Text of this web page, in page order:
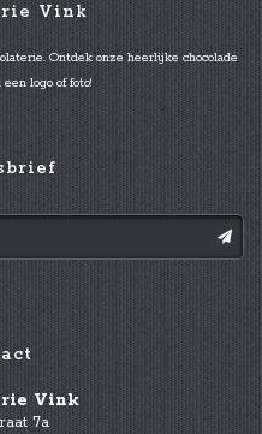
Vink
Ontdek onze heerlijke chocolade
logo of foto!
Vink
7a